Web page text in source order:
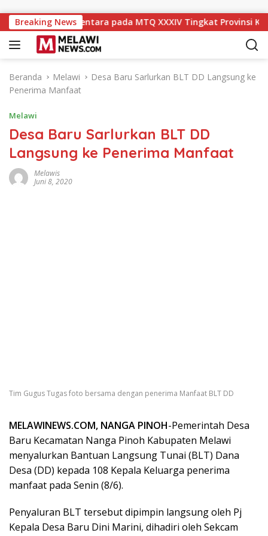
Breaking News
11 Sementara pada MTQ XXXIV Tingkat Provinsi Kalbar
Beranda Melawi
Desa Baru Sarlurkan BLT DD Langsung ke
Penerima Manfaat
Melawi
Desa Baru Sarlurkan BLT DD
Langsung ke Penerima Manfaat
Melawis
Juni 8, 2020
Tim Gugus Tugas foto bersama dengan penerima Manfaat BLT DD
MELAWINEWS.COM, NANGA PINOH-Pemerintah Desa
Baru Kecamatan Nanga Pinoh Kabupaten Melawi
menyalurkan Bantuan Langsung Tunai (BLT) Dana
Desa (DD) kepada 108 Kepala Keluarga penerima
manfaat pada Senin (8/6).
Penyaluran BLT tersebut dipimpin langsung oleh Pj
Kepala Desa Baru Dini Marini, dihadiri oleh Sekcam